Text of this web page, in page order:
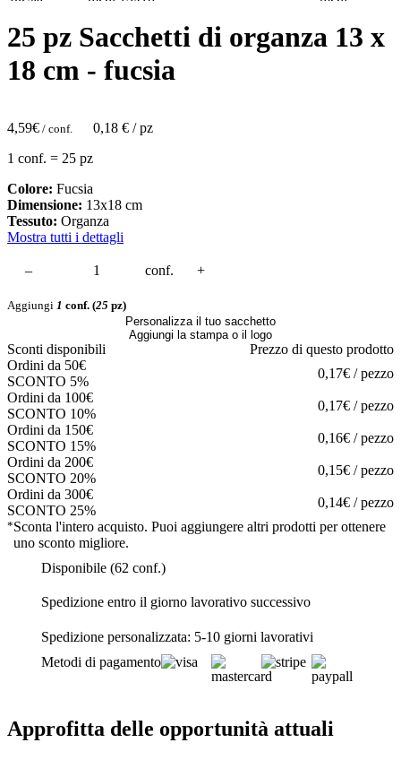
25 pz Sacchetti di organza 13 x
18 cm - fucsia
4,59€ / conf.
1 conf. = 25 pz
0,18 € / pz
Colore: Fucsia
Dimensione: 13x18 cm
Tessuto: Organza
Mostra tutti i dettagli
– conf. +
Aggiungi 1 conf. (25 pz)
Personalizza il tuo sacchetto
Aggiungi la stampa o il logo
Sconti disponibili
Prezzo di questo prodotto
Ordini da 50€
SCONTO 5%
0,17€ / pezzo
Ordini da 100€
SCONTO 10%
0,17€ / pezzo
Ordini da 150€
SCONTO 15%
0,16€ / pezzo
Ordini da 200€
SCONTO 20%
0,15€ / pezzo
Ordini da 300€
SCONTO 25%
0,14€ / pezzo
*Sconta l'intero acquisto. Puoi aggiungere altri prodotti per ottenere
uno sconto migliore.
Disponibile (62 conf.)
Spedizione entro il giorno lavorativo successivo
Spedizione personalizzata: 5-10 giorni lavorativi
Metodi di pagamento
Approfitta delle opportunità attuali